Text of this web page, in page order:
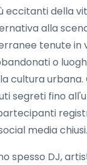
eccitanti della
alla
tenute in
o
cultura urbana.
segreti fino
media chiusi.
spesso DJ,